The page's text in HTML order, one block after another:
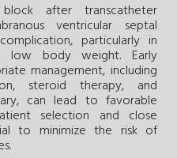
after transcatheter
ventricular septal
particularly in
low body weight. Early
management, including
steroid therapy, and
can lead to favorable
selection and close
to minimize the risk of